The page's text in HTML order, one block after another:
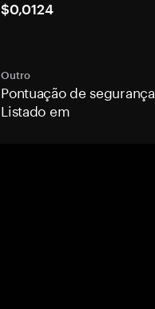
$0,0124
Outro
Pontuação de segurança
Listado em